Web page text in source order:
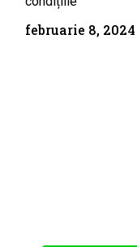
februarie 8, 2024